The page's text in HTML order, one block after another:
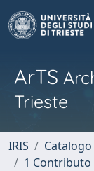
ArTS
Trieste
IRIS
1 Contributo